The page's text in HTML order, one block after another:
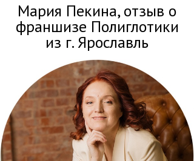
Мария Пекина, отзыв о
франшизе Полиглотики
из г. Ярославль